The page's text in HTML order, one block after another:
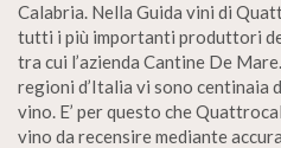
Calabria. Nella Guida vini di
tutti i più importanti produttori
tra cui l’azienda Cantine De
regioni d’Italia vi sono centinaia
vino. E’ per questo che
vino da recensire mediante